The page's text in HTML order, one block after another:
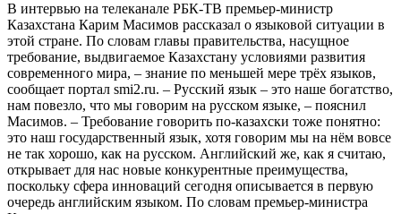
В интервью на телеканале РБК-ТВ премьер-министр
Казахстана Карим Масимов рассказал о языковой ситуации в
этой стране. По словам главы правительства, насущное
требование, выдвигаемое Казахстану условиями развития
современного мира, – знание по меньшей мере трёх языков,
сообщает портал smi2.ru. – Русский язык – это наше богатство,
нам повезло, что мы говорим на русском языке, – пояснил
Масимов. – Требование говорить по-казахски тоже понятно:
это наш государственный язык, хотя говорим мы на нём вовсе
не так хорошо, как на русском. Английский же, как я считаю,
открывает для нас новые конкурентные преимущества,
поскольку сфера инноваций сегодня описывается в первую
очередь английским языком. По словам премьер-министра